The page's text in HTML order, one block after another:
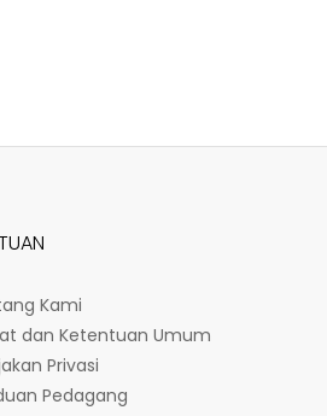
Kami
dan Ketentuan Umum
Privasi
Pedagang